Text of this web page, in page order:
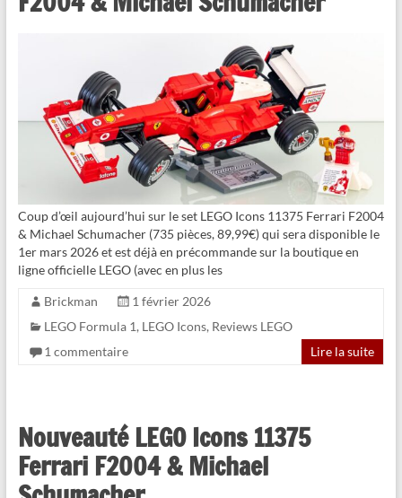
Coup d’œil aujourd’hui sur le set LEGO Icons 11375 Ferrari F2004
& Michael Schumacher (735 pièces, 89,99€) qui sera disponible le
1er mars 2026 et est déjà en précommande sur la boutique en
ligne officielle LEGO (avec en plus les
Brickman
1 février 2026
LEGO Formula 1, LEGO Icons, Reviews LEGO
1 commentaire
Lire la suite
Nouveauté LEGO Icons 11375
Ferrari F2004 & Michael